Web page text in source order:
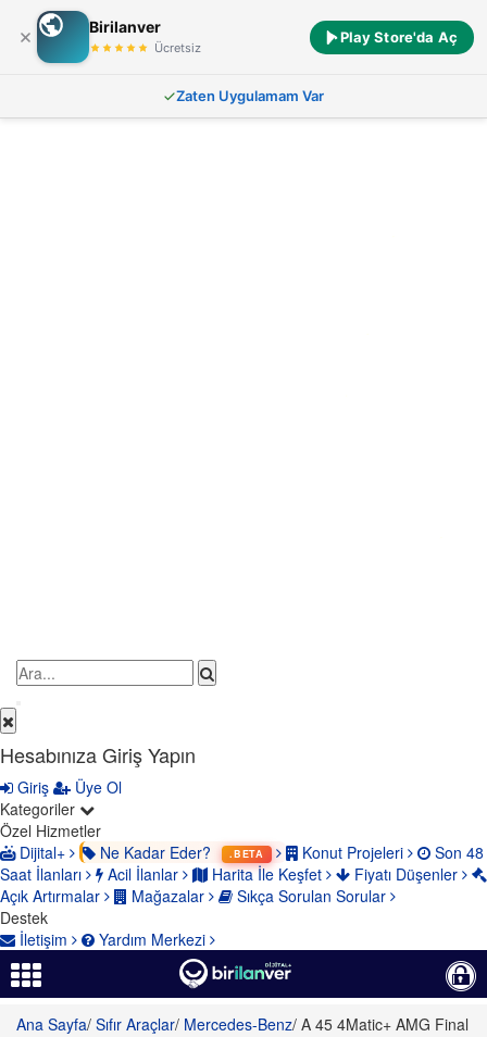
Hesabınıza Giriş Yapın
Giriş
Üye Ol
Kategoriler
Özel Hizmetler
Dijital+
Ne Kadar Eder? .BETA Konut Projeleri
Son 48
Saat İlanları
Acil İlanlar Harita İle Keşfet
Fiyatı Düşenler
Açık Artırmalar
Mağazalar
Sıkça Sorulan Sorular
Destek
İletişim
Yardım Merkezi
Ana Sayfa/ Sıfır Araçlar/ Mercedes-Benz/ A 45 4Matic+ AMG Final
Birilanver
Ücretsiz
Play Store'da Aç
Zaten Uygulamam Var